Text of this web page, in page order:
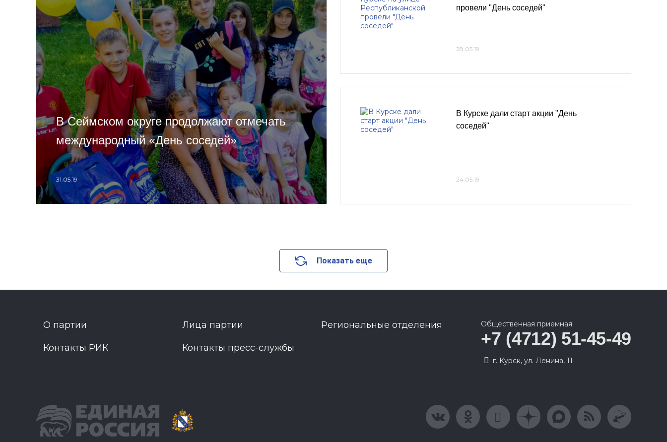
В Сеймском округе продолжают отмечать
международный «День соседей»
31.05.19
провели "День соседей"
28.05.19
В Курске дали старт акции "День
соседей"
24.05.19
Показать еще
О партии Лица партии Региональные отделения
Контакты РИК Контакты пресс-службы
Общественная приемная
+7 (4712) 51-45-49
г. Курск, ул. Ленина, 11